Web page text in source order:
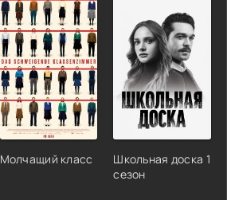
Молчащий класс
Школьная доска 1
сезон